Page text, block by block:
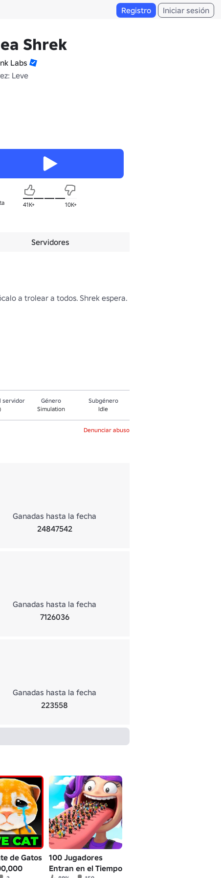
Registro Iniciar sesión
Shrek
Labs
Leve
41K+ 10K+
Servidores
a trolear a todos. Shrek espera.
servidor
Género
Simulation
Subgénero
Idle
Denunciar abuso
Ganadas hasta la fecha
24847542
Ganadas hasta la fecha
7126036
Ganadas hasta la fecha
223558
de Gatos
100 Jugadores
Entran en el Tiempo